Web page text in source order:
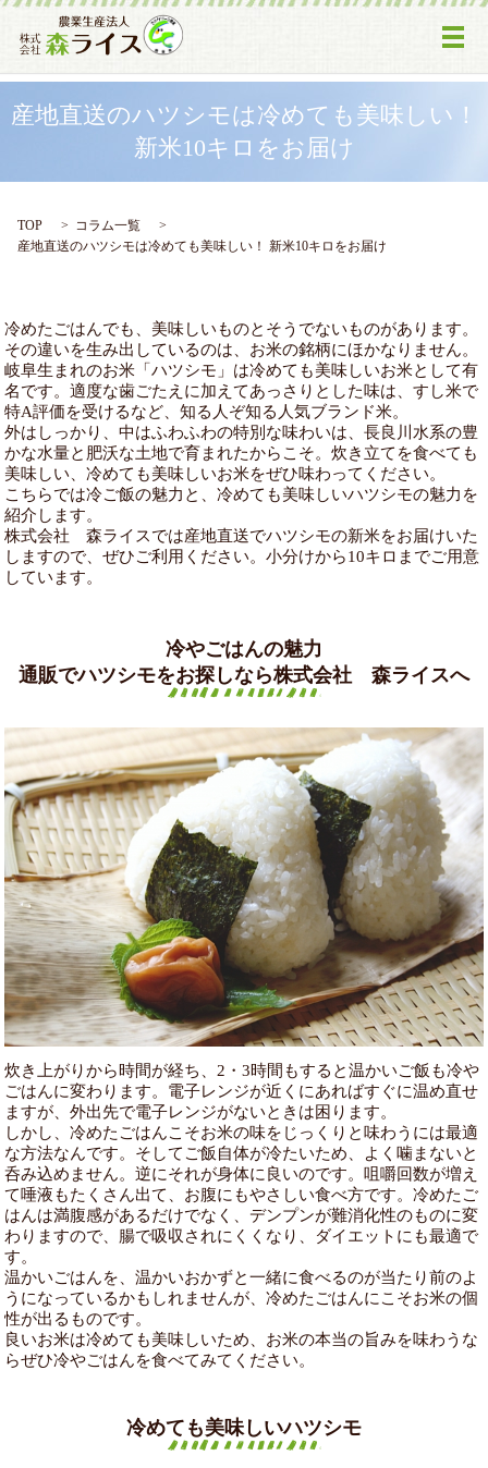
メ
産地直送のハツシモは冷めても美味しい！
新米10キロをお届け
TOP
コラム一覧
産地直送のハツシモは冷めても美味しい！ 新米10キロをお届け
冷めたごはんでも、美味しいものとそうでないものがあります。
その違いを生み出しているのは、お米の銘柄にほかなりません。
岐阜生まれのお米「ハツシモ」は冷めても美味しいお米として有
名です。適度な歯ごたえに加えてあっさりとした味は、すし米で
特A評価を受けるなど、知る人ぞ知る人気ブランド米。
外はしっかり、中はふわふわの特別な味わいは、長良川水系の豊
かな水量と肥沃な土地で育まれたからこそ。炊き立てを食べても
美味しい、冷めても美味しいお米をぜひ味わってください。
こちらでは冷ご飯の魅力と、冷めても美味しいハツシモの魅力を
紹介します。
株式会社 森ライスでは産地直送でハツシモの新米をお届けいた
しますので、ぜひご利用ください。小分けから10キロまでご用意
しています。
冷やごはんの魅力
通販でハツシモをお探しなら株式会社 森ライスへ
炊き上がりから時間が経ち、2・3時間もすると温かいご飯も冷や
ごはんに変わります。電子レンジが近くにあればすぐに温め直せ
ますが、外出先で電子レンジがないときは困ります。
しかし、冷めたごはんこそお米の味をじっくりと味わうには最適
な方法なんです。そしてご飯自体が冷たいため、よく噛まないと
呑み込めません。逆にそれが身体に良いのです。咀嚼回数が増え
て唾液もたくさん出て、お腹にもやさしい食べ方です。冷めたご
はんは満腹感があるだけでなく、デンプンが難消化性のものに変
わりますので、腸で吸収されにくくなり、ダイエットにも最適で
す。
温かいごはんを、温かいおかずと一緒に食べるのが当たり前のよ
うになっているかもしれませんが、冷めたごはんにこそお米の個
性が出るものです。
良いお米は冷めても美味しいため、お米の本当の旨みを味わうな
らぜひ冷やごはんを食べてみてください。
冷めても美味しいハツシモ